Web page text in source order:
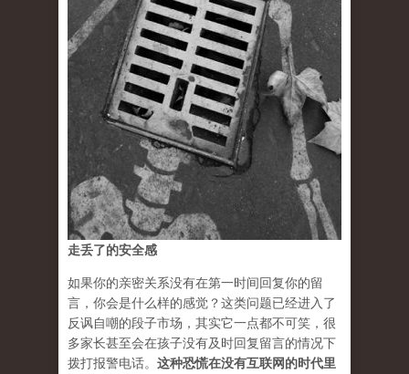
走丢了的安全感
如果你的亲密关系没有在第一时间回复你的留
言，你会是什么样的感觉？这类问题已经进入了
反讽自嘲的段子市场，其实它一点都不可笑，很
多家长甚至会在孩子没有及时回复留言的情况下
拨打报警电话。 这种恐慌在没有互联网的时代里